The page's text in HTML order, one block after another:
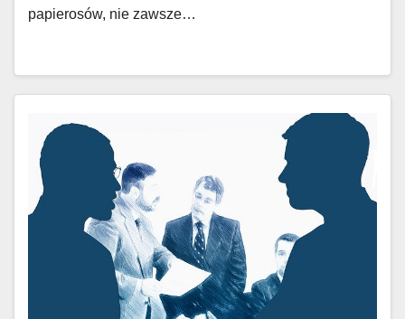
papierosów, nie zawsze…